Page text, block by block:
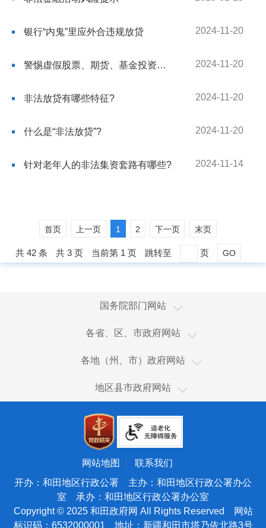
2024-11-20
银行“内鬼”里应外合违规放贷
2024-11-20
警惕虚假股票、期货、基金投资诈骗手段
2024-11-20
非法放贷有哪些特征?
2024-11-20
什么是“非法放贷”?
2024-11-14
针对老年人的非法集资套路有哪些?
首页 上一页 1 2 下一页 末页
共 42 条 共 3 页 当前第 1 页 跳转至 页 GO
国务院部门网站
国家国际发展合作署
国家体育总局
国家广播电视总局
海关总署
国务院国有资产监督管理委员会
国家海洋局
国家原子能机构
国家航天局
各省、区、市政府网站
新疆
澳门
台湾
新疆生产建设兵团
天津
北京
宁夏
青海
甘肃
陕西
各地（州、市）政府网站
乌鲁木齐市
塔城地区
博尔塔拉蒙古自治州
昌吉回族自治州
吐鲁番市
哈密市
巴音郭楞蒙古自治州
地区县市政府网站
和田市
和田县
皮山县
墨玉县
洛浦县
策勒县
于田县
民丰县
网站地图
联系我们
开办：和田地区行政公署 主办：和田地区行政公署办公
室 承办：和田地区行政公署办公室
Copyright © 2025 和田政府网 All Rights Reserved 网站
标识码：6532000001 地址：新疆和田市塔乃依北路3号